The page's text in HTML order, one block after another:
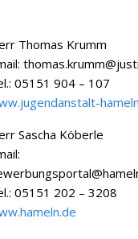
Thomas Krumm
05151 904 – 107
Sascha Köberle
05151 202 – 3208